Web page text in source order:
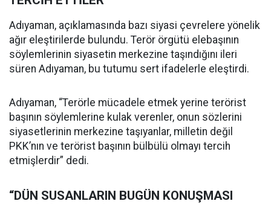
Adıyaman, açıklamasında bazı siyasi çevrelere yönelik
ağır eleştirilerde bulundu. Terör örgütü elebaşının
söylemlerinin siyasetin merkezine taşındığını ileri
süren Adıyaman, bu tutumu sert ifadelerle eleştirdi.
Adıyaman, “Terörle mücadele etmek yerine terörist
başının söylemlerine kulak verenler, onun sözlerini
siyasetlerinin merkezine taşıyanlar, milletin değil
PKK’nın ve terörist başının bülbülü olmayı tercih
etmişlerdir” dedi.
“DÜN SUSANLARIN BUGÜN KONUŞMASI